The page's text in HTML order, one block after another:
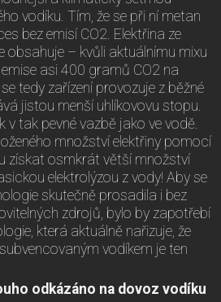
vodíku. Tím, že se při ní metan
bez emisí CO2. Elektřina ze
obsahuje – kvůli aktuálnímu mixu
asi 400 gramů CO2 na
tedy zařízení provozuje z běžné
jistou menší uhlíkovovu stopu.
v tak pevné vazbě jako ve vodě.
množství elektřiny pomocí
získat osmkrát větší množství
elektrolýzou z vody! Aby se
skutečně prosadila i bez
zdrojů, bylo by zapotřebí
která aktuálně nařizuje, že
vodíkem je ten
odkázáno na dovoz vodíku